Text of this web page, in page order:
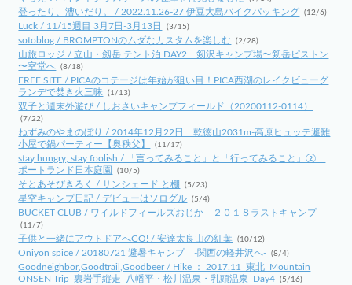
登ったり、漕いだり。 / 2022.11.26-27 伊豆大島バイクパッキング (12/6)
Luck / 11/15週目 3月7日-3月13日 (3/15)
sotoblog / BROMPTONのムダなカスタムを楽しむ (2/28)
山旅ロッジ / 立山・劔岳 テント泊 DAY2 剱沢キャンプ場〜剱岳ピストン
〜室堂へ (8/18)
FREE SITE / PICAのコテージは年始が狙い目！PICA西湖のレイクビューグ
ランデで焚き火三昧
(1/13)
双子と週末外遊び / しおさいキャンプフィールド（20200112-0114）
(7/22)
ねずみのやまのぼり / 2014年12月22日 乾徳山2031m-高原ヒュッテ避難
小屋で鍋パーティー【奥秩父】
(11/17)
stay hungry, stay foolish / 「言ってみること」と「行ってみること」②
ポートランド日本庭園
(10/5)
そとあそびきろく / サンシェード と棚 (5/23)
星空キャンプ日記 / デビューはソログル (5/4)
BUCKET CLUB / ワイルドフィールズおじか ２０１８ラストキャンプ
(11/7)
子供と一緒にアウトドアへGO! / 安達太良山の紅葉 (10/12)
Oniyon spice / 20180721 避暑キャンプ -関西の軽井沢へ- (8/4)
Goodneighbor,Goodtrail,Goodbeer / Hike ： 2017.11_東北_Mountain
ONSEN Trip_裏岩手縦走_八幡平・松川温泉・乳頭温泉_Day4 (5/16)